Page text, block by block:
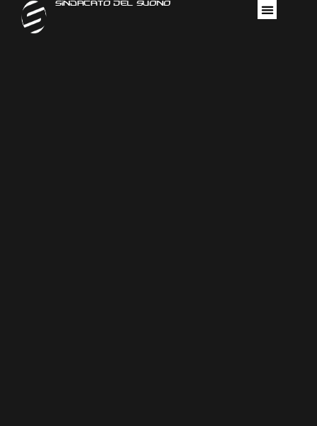
Sindacato Del Suono